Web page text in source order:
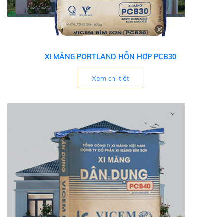
XI MĂNG PORTLAND HỖN HỢP PCB30
Xem chi tiết